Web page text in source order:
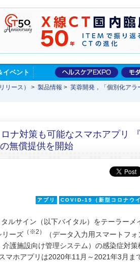
イベント
リース） > 製品情報 > 芙蓉開発，「個別化アラ
ナ対策も可能なスマホアプリ
無償提供を開始
アプリ COVID-19（新型コロナウ
ルサイン（以下バイタル）をテーラーメ
リーズ （※2）
（データ入力用スマートフ
護施設向け管理システム）の感染症対
マホアプリは2020年11月～2021年3月ま